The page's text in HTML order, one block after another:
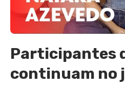
Participantes
continuam no